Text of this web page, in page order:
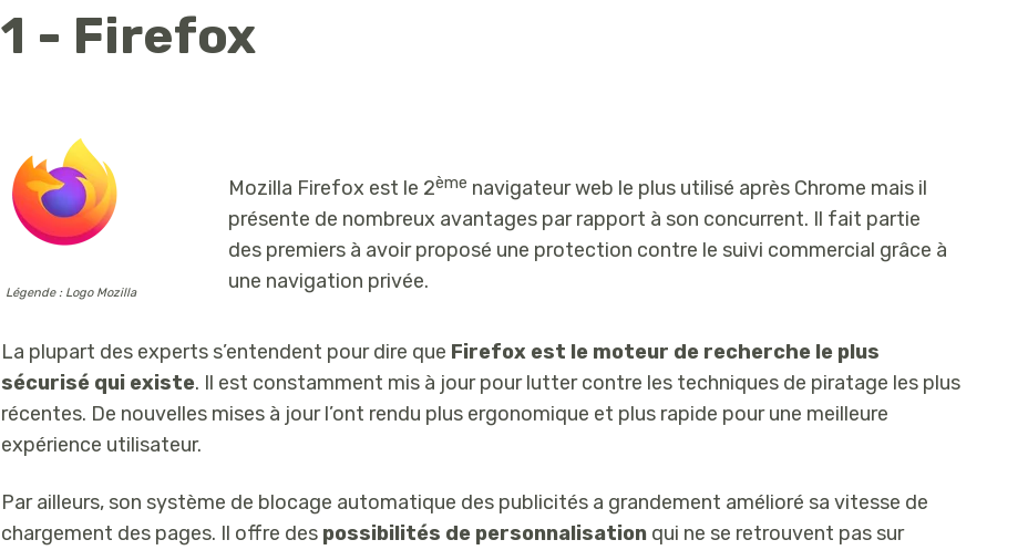
1 - Firefox
Légende : Logo Mozilla
Mozilla Firefox est le 2ème navigateur web le plus utilisé après Chrome mais il
présente de nombreux avantages par rapport à son concurrent. Il fait partie
des premiers à avoir proposé une protection contre le suivi commercial grâce à
une navigation privée.
La plupart des experts s’entendent pour dire que Firefox est le moteur de recherche le plus
sécurisé qui existe. Il est constamment mis à jour pour lutter contre les techniques de piratage les plus
récentes. De nouvelles mises à jour l’ont rendu plus ergonomique et plus rapide pour une meilleure
expérience utilisateur.
Par ailleurs, son système de blocage automatique des publicités a grandement amélioré sa vitesse de
chargement des pages. Il offre des possibilités de personnalisation qui ne se retrouvent pas sur